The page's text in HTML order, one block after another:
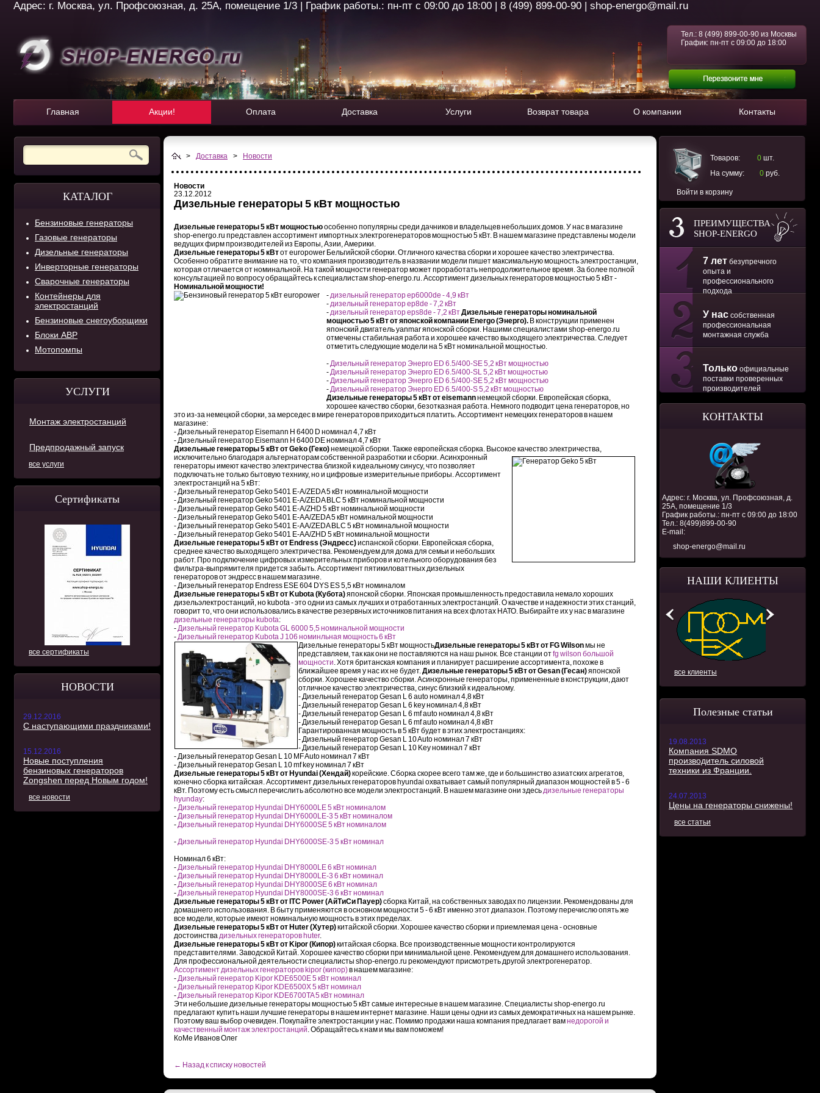
Адрес: г. Москва, ул. Профсоюзная, д. 25А, помещение 1/3 | График работы.: пн-пт с 09:00 до 18:00 | 8 (499) 899-00-90 | shop-energo@mail.ru
Тел.: 8 (499) 899-00-90 из Москвы
График: пн-пт с 09:00 до 18:00
Главная Акции! Оплата Доставка Услуги Возврат товара О компании Контакты
КАТАЛОГ
Бензиновые генераторы
Газовые генераторы
Дизельные генераторы
Инверторные генераторы
Сварочные генераторы
Контейнеры для
электростанций
Бензиновые снегоуборщики
Блоки АВР
Мотопомпы
УСЛУГИ
Монтаж электростанций
Предпродажный запуск
все услуги
Сертификаты
все сертификаты
НОВОСТИ
29.12.2016
С наступающими праздниками!
15.12.2016
Новые поступления
бензиновых генераторов
Zongshen перед Новым годом!
все новости
Товаров: 0 шт.
На сумму:
0 руб.
Войти в корзину
ПРЕИМУЩЕСТВА
SHOP-ENERGO
7 лет безупречного
опыта и
профессионального
подхода
У нас собственная
профессиональная
монтажная служба
Только официальные
поставки проверенных
производителей
КОНТАКТЫ
Адрес: г. Москва, ул. Профсоюзная, д.
25А, помещение 1/3
График работы.: пн-пт с 09:00 до 18:00
Тел.: 8(499)899-00-90
E-mail:
shop-energo@mail.ru
НАШИ КЛИЕНТЫ
все клиенты
Полезные статьи
19.08.2013
Компания SDMO
производитель силовой
техники из Франции.
24.07.2013
Цены на генераторы снижены!
все статьи
> Доставка > Новости
Новости
23.12.2012
Дизельные генераторы 5 кВт мощностью
Дизельные генераторы 5 кВт мощностьюособенно популярны среди дачников и владельцев небольших домов. У нас в магазине
shop-energo.ru представлен ассортимент импортных электрогенераторов мощностью 5 кВт. В нашем магазине представлены модели
ведущих фирм производителей из Европы, Азии, Америки.
Дизельные генераторы 5 кВтот europower Бельгийской сборки. Отличного качества сборки и хорошее качество электричества.
Особенно обратите внимание на то, что компания производитель в названии модели пишет максимальную мощность электростанции,
которая отличается от номинальной. На такой мощности генератор может проработать непродолжительное время. За более полной
консультацией по вопросу обращайтесь к специалистам shop-energo.ru. Ассортимент дизельных генераторов мощностью 5 кВт -
Номинальной мощности!
-дизельный генератор ep6000de - 4,9 кВт
-дизельный генератор ep8de - 7,2 кВт
-дизельный генератор eps8de - 7,2 кВтДизельные генераторы номинальной
мощностью 5 кВт от японской компании Energo (Энерго). В конструкции применен
японский двигатель yanmar японской сборки. Нашими специалистами shop-energo.ru
отмечены стабильная работа и хорошее качество выходящего электричества. Следует
отметить следующие модели на 5 кВт номинальной мощностью.
-Дизельный генератор Энерго ED 6.5/400-SE 5,2 кВт мощностью
-Дизельный генератор Энерго ED 6.5/400-SL 5,2 кВт мощностью
-Дизельный генератор Энерго ED 6.5/400-SE 5,2 кВт мощностью
-Дизельный генератор Энерго ED 6.5/400-S 5,2 кВт мощностью
Дизельные генераторы 5 кВт от eisemannнемецкой сборки. Европейская сборка,
хорошее качество сборки, безотказная работа. Немного подводит цена генераторов, но
это из-за немецкой сборки, за мерседес в мире генераторов приходиться платить. Ассортимент немецких генераторов в нашем
магазине:
- Дизельный генератор Eisemann H 6400 D номинал 4,7 кВт
- Дизельный генератор Eisemann H 6400 DE номинал 4,7 кВт
Дизельные генераторы 5 кВт от Geko (Геко)немецкой сборки. Также европейская сборка. Высокое качество электричества,
исключительно благодаря альтернаторам собственной разработки и сборки. Асинхронный
генераторы имеют качество электричества близкой к идеальному синусу, что позволяет
подключать не только бытовую технику, но и цифровые измерительные приборы. Ассортимент
электростанций на 5 кВт:
- Дизельный генератор Geko 5401 E-A/ZEDA 5 кВт номинальной мощности
- Дизельный генератор Geko 5401 E-A/ZEDA BLC 5 кВт номинальной мощности
- Дизельный генератор Geko 5401 E-A/ZHD 5 кВт номинальной мощности
- Дизельный генератор Geko 5401 E-AA/ZEDA 5 кВт номинальной мощности
- Дизельный генератор Geko 5401 E-AA/ZEDA BLC 5 кВт номинальной мощности
- Дизельный генератор Geko 5401 E-AA/ZHD 5 кВт номинальной мощности
Дизельные генераторы 5 кВт от Endress (Эндресс)испанской сборки. Европейская сборка,
среднее качество выходящего электричества. Рекомендуем для дома для семьи и небольших
работ. Про подключение цифровых измерительных приборов и котельного оборудования без
фильтра-выпрямителя придется забыть. Ассортимент пятикиловаттных дизельных
генераторов от эндресс в нашем магазине.
- Дизельный генератор Endress ESE 604 DYS ES 5,5 кВт номиналом
Дизельные генераторы 5 кВт от Kubota (Кубота)японской сборки. Японская промышленность предоставила немало хороших
дизельэлектростанций, но kubota - это одни из самых лучших и отработанных электростанций. О качестве и надежности этих станций,
говорит то, что они использовались в качестве резервных источников питания на всех флотах НАТО. Выбирайте их у нас в магазине
дизельные генераторы kubota:
-Дизельный генератор Kubota GL 6000 5,5 номинальной мощности
-Дизельный генератор Kubota J 106 номинльная мощность 6 кВт
Дизельные генераторы 5 кВт мощностьДизельные генераторы 5 кВт от FG Wilsonмы не
представляем, так как они не поставляются на наш рынок. Все станции отfg wilson большой
мощности. Хотя британская компания и планирует расширение ассортимента, похоже в
ближайшее время у нас их не будет.Дизельные генераторы 5 кВт от Gesan (Гесан)японской
сборки. Хорошее качество сборки. Асинхронные генераторы, примененные в конструкции, дают
отличное качество электричества, синус близкий к идеальному.
- Дизельный генератор Gesan L 6 auto номинал 4,8 кВт
- Дизельный генератор Gesan L 6 key номинал 4,8 кВт
- Дизельный генератор Gesan L 6 mf auto номинал 4,8 кВт
- Дизельный генератор Gesan L 6 mf auto номинал 4,8 кВт
Гарантированная мощность в 5 кВт будет в этих электростанциях:
- Дизельный генератор Gesan L 10 Auto номинал 7 кВт
- Дизельный генератор Gesan L 10 Key номинал 7 кВт
- Дизельный генератор Gesan L 10 MF Auto номинал 7 кВт
- Дизельный генератор Gesan L 10 mf key номинал 7 кВт
Дизельные генераторы 5 кВт от Hyundai (Хендай)корейские. Сборка скорее всего там же, где и большинство азиатских агрегатов,
конечно сборка китайская. Ассортимент дизельных генераторов hyundai охватывает самый популярный диапазон мощностей в 5 - 6
кВт. Поэтому есть смысл перечислить абсолютно все модели электростанций. В нашем магазине они здесьдизельные генераторы
hyunday:
-Дизельный генератор Hyundai DHY6000LE 5 кВт номиналом
-Дизельный генератор Hyundai DHY6000LE-3 5 кВт номиналом
-Дизельный генератор Hyundai DHY6000SE 5 кВт номиналом
-Дизельный генератор Hyundai DHY6000SE-3 5 кВт номинал
Номинал 6 кВт:
-Дизельный генератор Hyundai DHY8000LE 6 кВт номинал
-Дизельный генератор Hyundai DHY8000LE-3 6 кВт номинал
-Дизельный генератор Hyundai DHY8000SE 6 кВт номинал
-Дизельный генератор Hyundai DHY8000SE-3 6 кВт номинал
Дизельные генераторы 5 кВт от ITC Power (АйТиСи Пауер)сборка Китай, на собственных заводах по лицензии. Рекомендованы для
домашнего использования. В быту применяются в основном мощности 5 - 6 кВт именно этот диапазон. Поэтому перечислю опять же
все модели, которые имеют номинальную мощность в этих пределах.
Дизельные генераторы 5 кВт от Huter (Хутер)китайской сборки. Хорошее качество сборки и приемлемая цена - основные
достоинствадизельных генераторов huter.
Дизельные генераторы 5 кВт от Kipor (Кипор)китайская сборка. Все производственные мощности контролируются
представителями. Заводской Китай. Хорошее качество сборки при минимальной цене. Рекомендуем для домашнего использования.
Для профессиональной деятельности специалисты shop-energo.ru рекомендуют присмотреть другой электрогенератор.
Ассортимент дизельных генераторов kipor (кипор)в нашем магазине:
-Дизельный генератор Kipor KDE6500E 5 кВт номинал
-Дизельный генератор Kipor KDE6500X 5 кВт номинал
-Дизельный генератор Kipor KDE6700TA 5 кВт номинал
Эти небольшие дизельные генераторы мощностью 5 кВт самые интересные в нашем магазине. Специалисты shop-energo.ru
предлагают купить наши лучшие генераторы в нашем интернет магазине. Наши цены одни из самых демократичных на нашем рынке.
Поэтому ваш выбор очевиден. Покупайте электростанции у нас. Помимо продажи наша компания предлагает вамнедорогой и
качественный монтаж электростанций. Обращайтесь к нам и мы вам поможем!
КоМе Иванов Олег
← Назад к списку новостей